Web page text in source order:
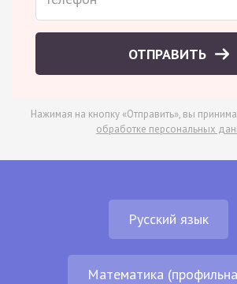
ОТПРАВИТЬ
Нажимая на кнопку «Отправить», вы
обработке персональных
Русский язык
Математика